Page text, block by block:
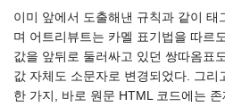
이미 앞에서 도출해낸 규칙과 같이 태
며 어트리뷰트는 카멜 표기법을 따르
값을 앞뒤로 둘러싸고 있던 쌍따옴표
값 자체도 소문자로 변경되었다. 그
한 가지, 바로 원문 HTML 코드에는